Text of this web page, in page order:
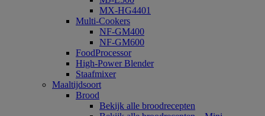
MX-HG4401
Multi-Cookers
NF-GM400
NF-GM600
FoodProcessor
High-Power Blender
Staafmixer
Maaltijdsoort
Brood
Bekijk alle broodrecepten